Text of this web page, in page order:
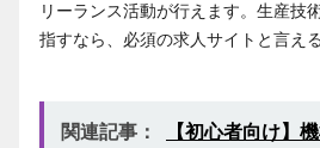
リーランス活動が行えます。生産技
指すなら、必須の求人サイトと言え
関連記事： 【初心者向け】